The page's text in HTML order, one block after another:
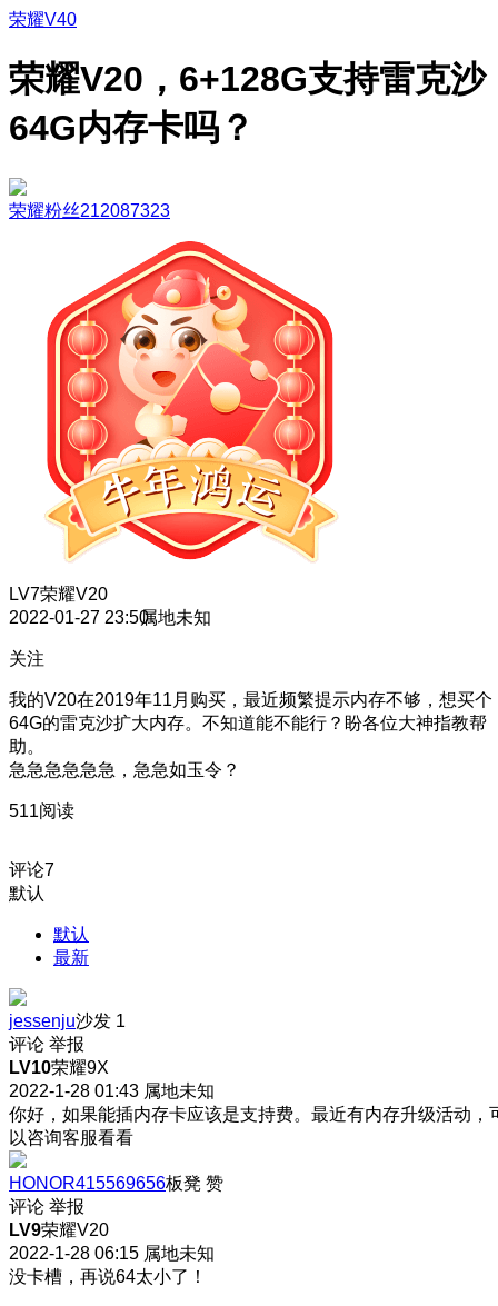
荣耀V40
荣耀V20，6+128G支持雷克沙
64G内存卡吗？
荣耀粉丝212087323
LV7荣耀V20
2022-01-27 23:50属地未知
关注
我的V20在2019年11月购买，最近频繁提示内存不够，想买个
64G的雷克沙扩大内存。不知道能不能行？盼各位大神指教帮
助。
急急急急急急，急急如玉令？
511阅读
评论7
默认
默认
最新
jessenju沙发 1
评论 举报
LV10荣耀9X
2022-1-28 01:43 属地未知
你好，如果能插内存卡应该是支持费。最近有内存升级活动，
以咨询客服看看
HONOR415569656板凳 赞
评论 举报
LV9荣耀V20
2022-1-28 06:15 属地未知
没卡槽，再说64太小了！